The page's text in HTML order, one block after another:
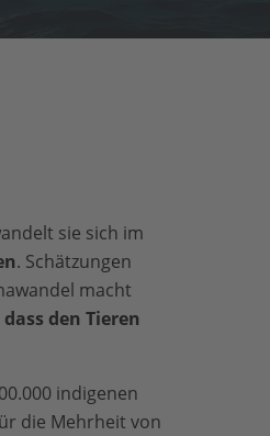
sie sich im
. Schätzungen
macht
den Tieren
indigenen
die Mehrheit von